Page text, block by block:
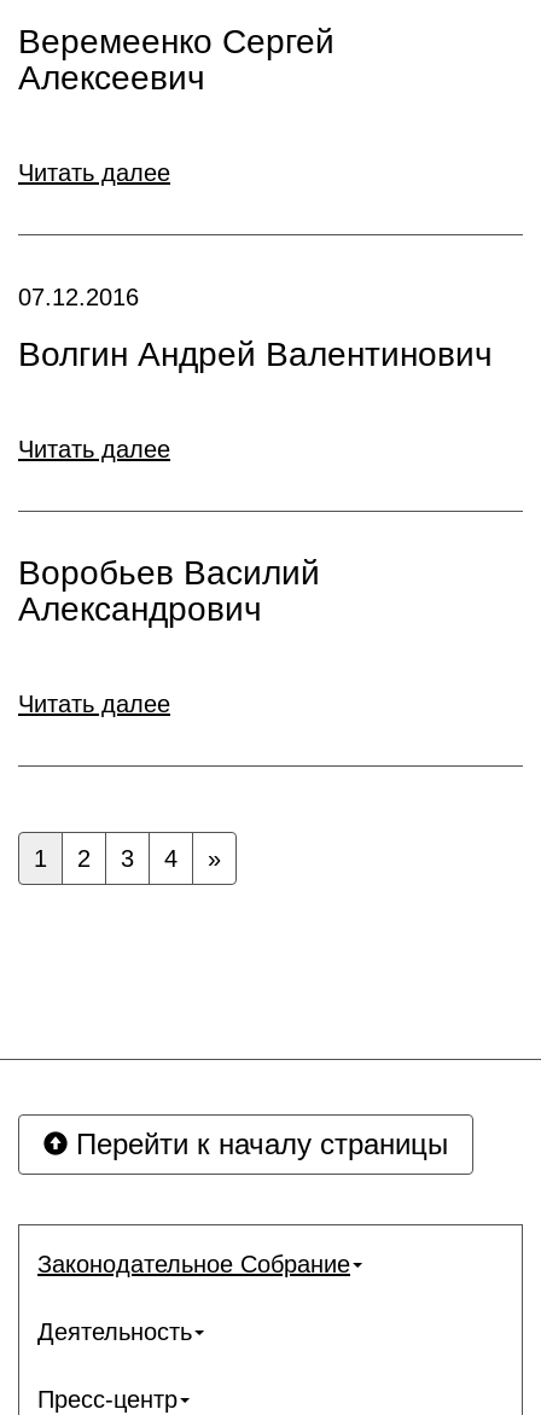
Веремеенко Сергей
Алексеевич
Читать далее
07.12.2016
Волгин Андрей Валентинович
Читать далее
Воробьев Василий
Александрович
Читать далее
1 2 3 4 »
Перейти к началу страницы
Законодательное Собрание
Деятельность
Пресс-центр